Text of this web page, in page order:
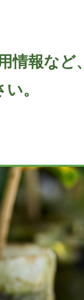
情報など、
。